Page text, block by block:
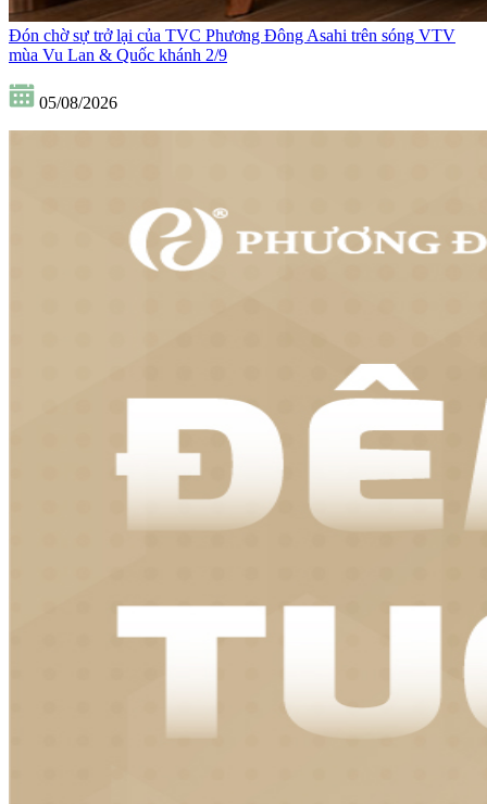
Đón chờ sự trở lại của TVC Phương Đông Asahi trên sóng VTV
mùa Vu Lan & Quốc khánh 2/9
05/08/2026